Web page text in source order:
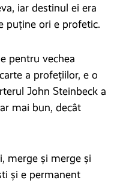
iar destinul ei era
puține ori e profetic.
pentru vechea
a profețiilor, e o
John Steinbeck a
mai bun, decât
merge și merge și
și e permanent